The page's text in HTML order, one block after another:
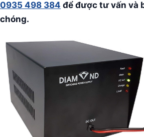
0935 498 384 để được tư vấn và
chóng.